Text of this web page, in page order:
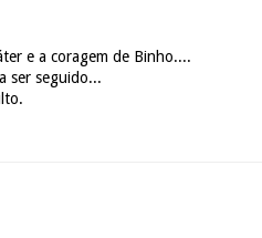
e a coragem de Binho....
ser seguido...